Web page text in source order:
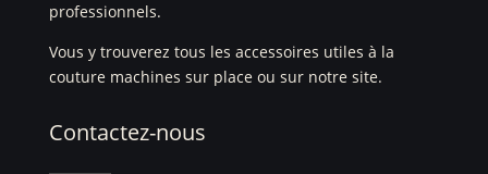
professionnels.
Vous y trouverez tous les accessoires utiles à la
couture machines sur place ou sur notre site.
Contactez-nous